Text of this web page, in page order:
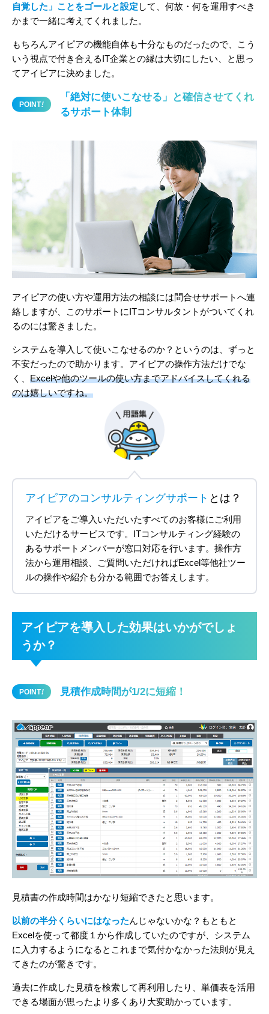
自覚した」ことをゴールと設定 して、何故・何を運用すべき
かまで一緒に考えてくれました。
もちろんアイピアの機能自体も十分なものだったので、こう
いう視点で付き合えるIT企業との縁は大切にしたい、と思っ
てアイピアに決めました。
POINT!
「絶対に使いこなせる」と確信させてくれ
るサポート体制
アイピアの使い方や運用方法の相談には問合せサポートへ連
絡しますが、このサポートにITコンサルタントがついてくれ
るのには驚きました。
システムを導入して使いこなせるのか？というのは、ずっと
不安だったので助かります。アイピアの操作方法だけでな
く、 Excelや他のツールの使い方までアドバイスしてくれる
のは嬉しいですね。
アイピアのコンサルティングサポート とは？
アイピアをご導入いただいたすべてのお客様にご利用
いただけるサービスです。 ITコンサルティング経験の
あるサポートメンバーが窓口対応を行います。操作方
法から運用相談、ご質問いただければExcel等他社ツー
ルの操作や紹介も分かる範囲でお答えします。
アイピアを導入した効果はいかがでしょ
うか？
POINT! 見積作成時間が1/2に短縮！
見積書の作成時間はかなり短縮できたと思います。
以前の半分くらいにはなったんじゃないかな？もともと
Excelを使って都度１から作成していたのですが、システム
に入力するようになるとこれまで気付かなかった法則が見え
てきたのが驚きです。
過去に作成した見積を検索して再利用したり、単価表を活用
できる場面が思ったより多くあり大変助かっています。